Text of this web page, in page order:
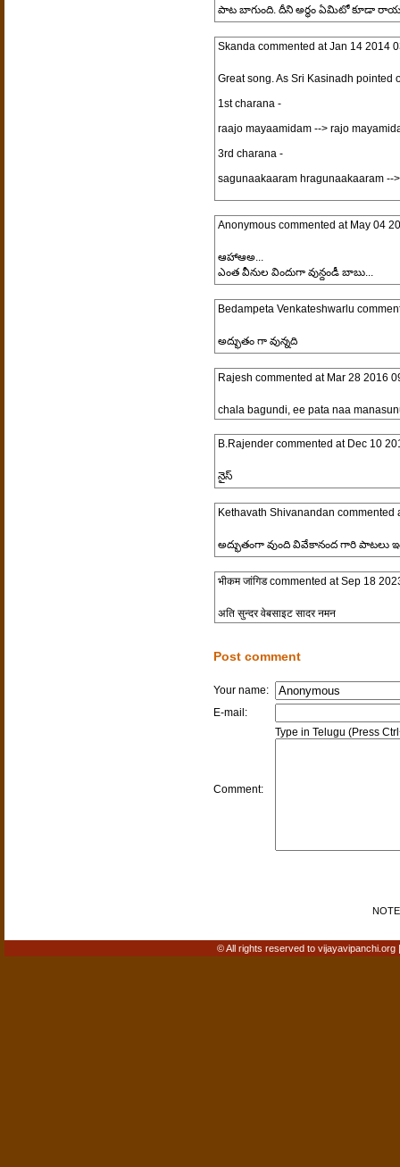
పాట బాగుంది. దీని అర్థం ఏమిటో కూడా
Skandacommented atJan 14 2014
Great song. As Sri Kasinadh pointed
1st charana -
raajo mayaamidam --> rajo
3rd charana -
sagunaakaaram hragunaakaaram --
Anonymouscommented at May 04
ఆహాఆఅ...
ఎంత వీనుల విందుగా వున్దండీ బాబు...
Bedampeta Venkateshwarlu
అద్భుతం గా వున్నది
Rajesh commented at Mar 28 2016
chala bagundi, ee pata naa
B.Rajendercommented at Dec 10
నైస్
Kethavath Shivanandan commented
అద్భుతంగా వుంది వివేకానంద గారి పాటలు
भीकम जांगिडcommented atSep 18
अति सुन्दर वेबसाइट सादर नमन
Post comment
Your name:
E-mail:
Comment:
Type in Telugu (Press
© All rights reserved to vijayavipanchi.org